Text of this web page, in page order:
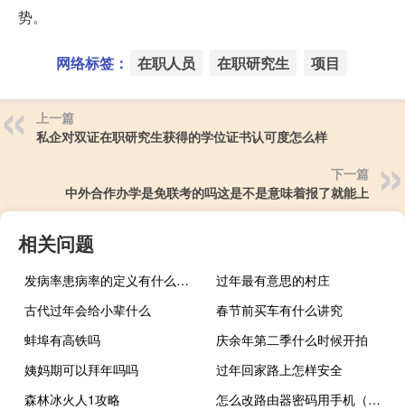
势。
网络标签： 在职人员 在职研究生 项目
上一篇
私企对双证在职研究生获得的学位证书认可度怎么样
下一篇
中外合作办学是免联考的吗这是不是意味着报了就能上
相关问题
发病率患病率的定义有什么不同（发病率 患病率 罹患率）
过年最有意思的村庄
古代过年会给小辈什么
春节前买车有什么讲究
蚌埠有高铁吗
庆余年第二季什么时候开拍
姨妈期可以拜年吗吗
过年回家路上怎样安全
森林冰火人1攻略
怎么改路由器密码用手机（怎么改路由器密码）